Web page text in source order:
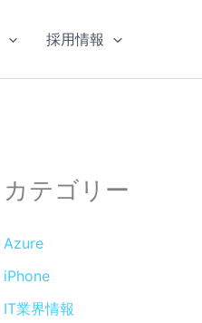
採用情報
カテゴリー
Azure
iPhone
IT業界情報